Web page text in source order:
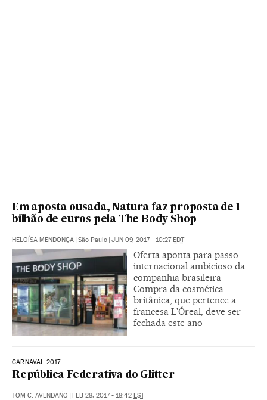
Em aposta ousada, Natura faz proposta de 1
bilhão de euros pela The Body Shop
HELOÍSA MENDONÇA | São Paulo | JUN 09, 2017 - 10:27EDT
Oferta aponta para passo
internacional ambicioso da
companhia brasileira
Compra da cosmética
britânica, que pertence a
francesa L'Óreal, deve ser
fechada este ano
CARNAVAL 2017
República Federativa do Glitter
TOM C. AVENDAÑO | FEB 28, 2017 - 18:42 EST